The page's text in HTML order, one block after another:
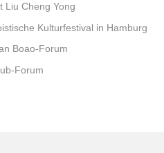
Liu Cheng Yong
Kulturfestival in Hamburg
Boao-Forum
Forum